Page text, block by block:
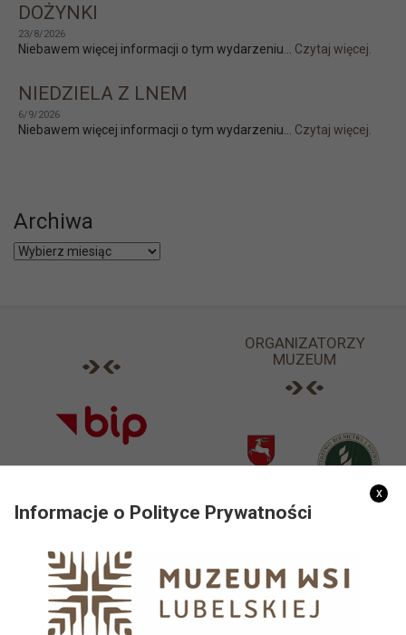
DOŻYNKI
23/8/2026
Niebawem więcej informacji o tym wydarzeniu... Czytaj więcej.
NIEDZIELA Z LNEM
6/9/2026
Niebawem więcej informacji o tym wydarzeniu... Czytaj więcej.
Archiwa
Archiwa
ORGANIZATORZY
MUZEUM
x
Informacje o Polityce Prywatności